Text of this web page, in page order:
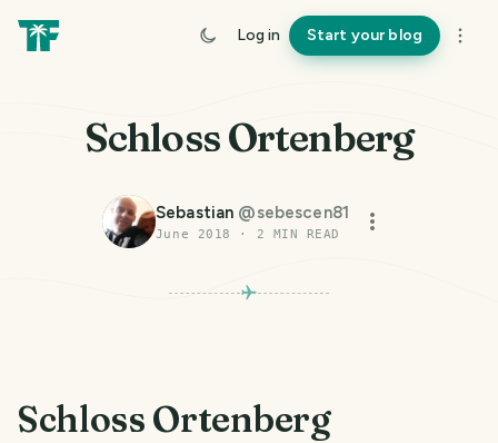
Log in Start your blog
Schloss Ortenberg
Sebastian @sebescen81
June 2018 · 2 MIN READ
Schloss Ortenberg